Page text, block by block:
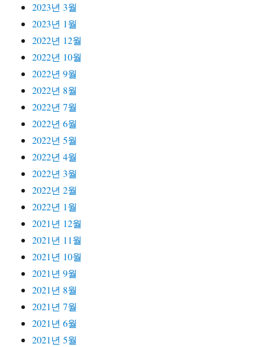
2023년 3월
2023년 1월
2022년 12월
2022년 10월
2022년 9월
2022년 8월
2022년 7월
2022년 6월
2022년 5월
2022년 4월
2022년 3월
2022년 2월
2022년 1월
2021년 12월
2021년 11월
2021년 10월
2021년 9월
2021년 8월
2021년 7월
2021년 6월
2021년 5월